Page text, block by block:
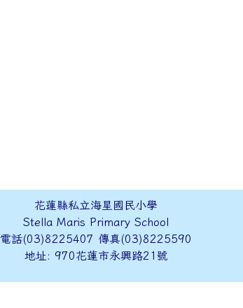
花蓮縣私立海星國民小學
Stella Maris Primary School
電話(03)8225407 傳真(03)8225590
地址: 970花蓮市永興路21號